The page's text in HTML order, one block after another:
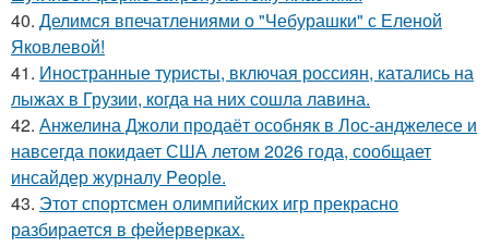
40. Делимся впечатлениями о "Чебурашки" с Еленой
Яковлевой!
41. Иностранные туристы, включая россиян, катались на
лыжах в Грузии, когда на них сошла лавина.
42. Анжелина Джоли продаёт особняк в Лос-анджелесе и
навсегда покидает США летом 2026 года, сообщает
инсайдер журналу People.
43. Этот спортсмен олимпийских игр прекрасно
разбирается в фейерверках.